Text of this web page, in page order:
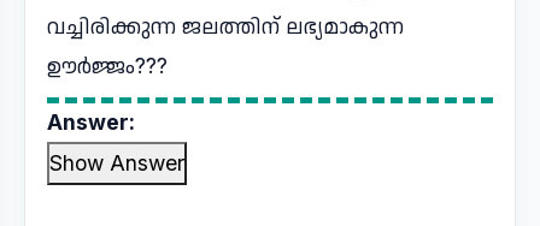
വച്ചിരിക്കുന്ന ജലത്തിന് ലഭ്യമാകുന്ന
ഊർജ്ജം???
Answer:
Show Answer